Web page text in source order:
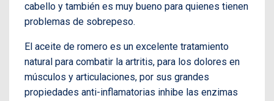
cabello y también es muy bueno para quienes tienen
problemas de sobrepeso.
El aceite de romero es un excelente tratamiento
natural para combatir la artritis, para los dolores en
músculos y articulaciones, por sus grandes
propiedades anti-inflamatorias inhibe las enzimas